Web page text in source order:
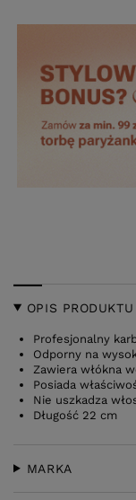
OPIS PRODUKTU
Profesjonalny
Odporny na
Zawiera włókna
Posiada
Nie uszkadza
Długość 22 cm
MARKA